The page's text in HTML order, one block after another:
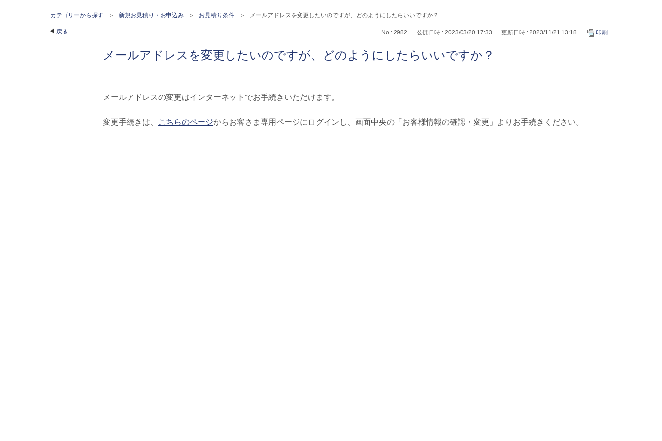
カテゴリーから探す > 新規お見積り・お申込み > お見積り条件 > メールアドレスを変更したいのですが、どのようにしたらいいですか？
戻る No : 2982 公開日時 : 2023/03/20 17:33 更新日時 : 2023/11/21 13:18 印刷
メールアドレスを変更したいのですが、どのようにしたらいいですか？
メールアドレスの変更はインターネットでお手続きいただけます。
変更手続きは、 こちらのページからお客さま専用ページにログインし、画面中央の「お客様情報の確認・変更」よりお手続きください。